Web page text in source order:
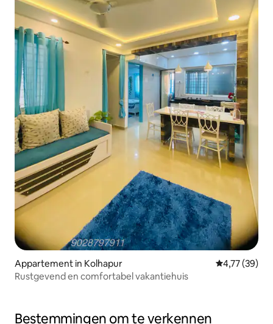
Appartement in Kolhapur Gemiddelde
4,77 (39)
Rustgevend en comfortabel vakantiehuis
Bestemmingen om te verkennen